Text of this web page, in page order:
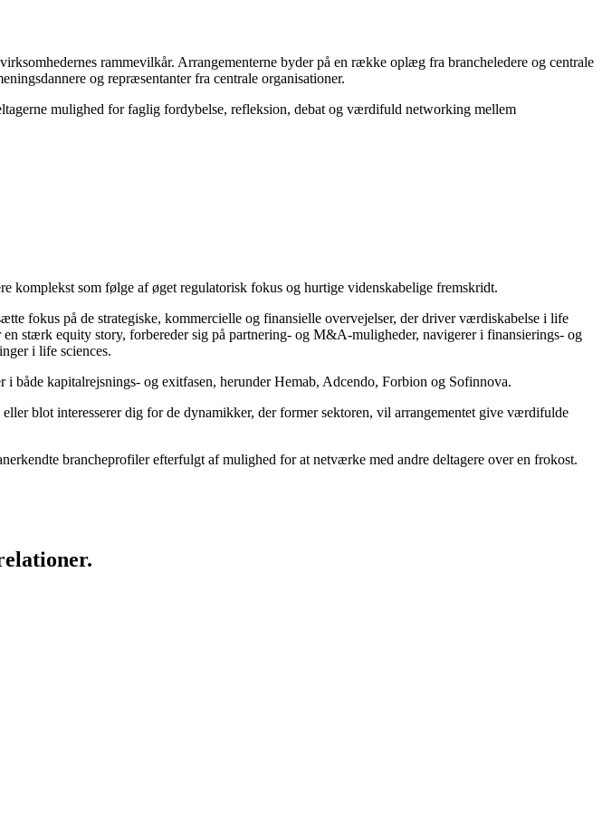
rammevilkår. Arrangementerne byder på en række oplæg fra brancheledere og centrale
og repræsentanter fra centrale organisationer.
mulighed for faglig fordybelse, refleksion, debat og værdifuld networking mellem
komplekst som følge af øget regulatorisk fokus og hurtige videnskabelige fremskridt.
fokus på de strategiske, kommercielle og finansielle overvejelser, der driver værdiskabelse i life
stærk equity story, forbereder sig på partnering- og M&A-muligheder, navigerer i finansierings- og
i life sciences.
både kapitalrejsnings- og exitfasen, herunder Hemab, Adcendo, Forbion og Sofinnova.
blot interesserer dig for de dynamikker, der former sektoren, vil arrangementet give værdifulde
brancheprofiler efterfulgt af mulighed for at netværke med andre deltagere over en frokost.